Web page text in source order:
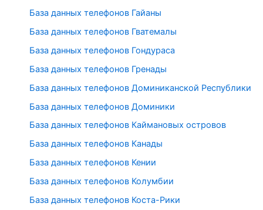
База данных телефонов Гайаны
База данных телефонов Гватемалы
База данных телефонов Гондураса
База данных телефонов Гренады
База данных телефонов Доминиканской Республики
База данных телефонов Доминики
База данных телефонов Каймановых островов
База данных телефонов Канады
База данных телефонов Кении
База данных телефонов Колумбии
База данных телефонов Коста-Рики